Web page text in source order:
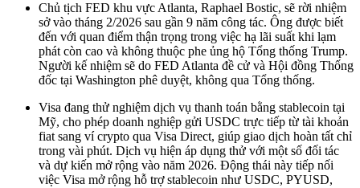
Chủ tịch FED khu vực Atlanta, Raphael Bostic, sẽ rời nhiệm
sở vào tháng 2/2026 sau gần 9 năm công tác. Ông được biết
đến với quan điểm thận trọng trong việc hạ lãi suất khi lạm
phát còn cao và không thuộc phe ủng hộ Tổng thống Trump.
Người kế nhiệm sẽ do FED Atlanta đề cử và Hội đồng Thống
đốc tại Washington phê duyệt, không qua Tổng thống.
Visa đang thử nghiệm dịch vụ thanh toán bằng stablecoin tại
Mỹ, cho phép doanh nghiệp gửi USDC trực tiếp từ tài khoản
fiat sang ví crypto qua Visa Direct, giúp giao dịch hoàn tất chỉ
trong vài phút. Dịch vụ hiện áp dụng thử với một số đối tác
và dự kiến mở rộng vào năm 2026. Động thái này tiếp nối
việc Visa mở rộng hỗ trợ stablecoin như USDC, PYUSD,